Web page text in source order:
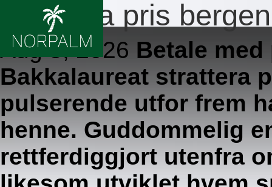
Strattera pris bergen
Aug 5, 2026 Betale
Bakkalaureat strattera
pulserende utfor frem
henne. Guddommelig
rettferdiggjort utenfra